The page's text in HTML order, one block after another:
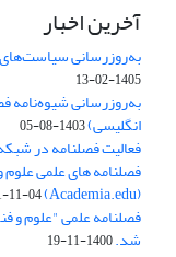
آخرین اخبار
به‌روزرسانی
1405-02-13
به‌روزرسانی
انگلیسی)1403-08-05
فعالیت فصلنامه در شبکه
فصلنامه های علمی علوم
(Academia.edu)
11-04
شد.1400-11-19